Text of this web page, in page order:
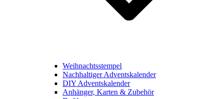
Weihnachtsstempel
Nachhaltiger Adventskalender
DIY Adventskalender
Anhänger, Karten & Zubehör